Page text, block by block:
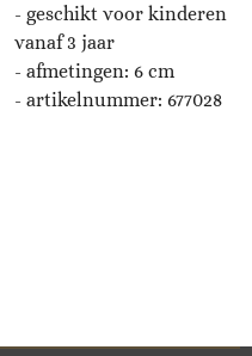
- geschikt voor kinderen
vanaf 3 jaar
- afmetingen: 6 cm
- artikelnummer: 677028